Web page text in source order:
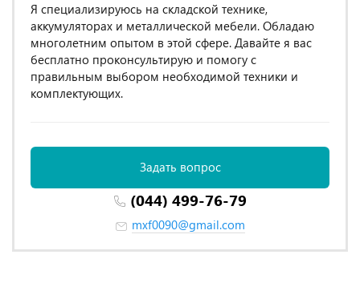
Я специализируюсь на складской технике,
аккумуляторах и металлической мебели. Обладаю
многолетним опытом в этой сфере. Давайте я вас
бесплатно проконсультирую и помогу с
правильным выбором необходимой техники и
комплектующих.
Задать вопрос
(044) 499-76-79
mxf0090@gmail.com